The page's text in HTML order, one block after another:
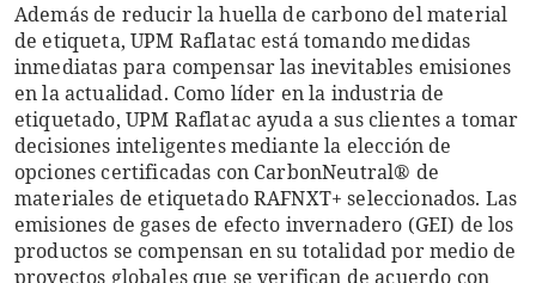
Además de reducir la huella de carbono del material
de etiqueta, UPM Raflatac está tomando medidas
inmediatas para compensar las inevitables emisiones
en la actualidad. Como líder en la industria de
etiquetado, UPM Raflatac ayuda a sus clientes a tomar
decisiones inteligentes mediante la elección de
opciones certificadas con CarbonNeutral® de
materiales de etiquetado RAFNXT+ seleccionados. Las
emisiones de gases de efecto invernadero (GEI) de los
productos se compensan en su totalidad por medio de
proyectos globales que se verifican de acuerdo con